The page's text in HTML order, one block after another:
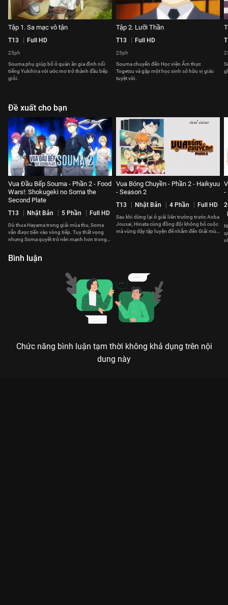
Tập 1. Sa mạc vô tận
T13 Full HD
25ph
Souma phụ giúp bố ở quán ăn gia đình nổi
tiếng Yukihira với ước mơ trở thành đầu bếp
giỏi.
Tập 2. Lưỡi Thần
T13 Full HD
25ph
Souma chuyển đến Học viện Ẩm thực
Togetsu và gặp một học sinh sở hữu vị giác
tuyệt vời.
Đề xuất cho bạn
Vua Đầu Bếp Souma - Phần 2 - Food
Wars!: Shokugeki no Soma the
Second Plate
T13 Nhật Bản 5 Phần Full HD
Dù thua Hayama trong giải mùa thu, Soma
vẫn được tiến vào vòng tiếp. Tuy thất vọng
nhưng Soma quyết trở nên mạnh hơn trong
Vua Bóng Chuyền - Phần 2 - Haikyuu
- Season 2
T13 Nhật Bản 4 Phần Full HD
Sau khi dừng lại ở giải liên trường trước Aoba
Jousai, Hinata cùng đồng đội không bỏ cuộc
mà vùng dậy tập luyện để nhắm đến Giải mùa
-
Bình luận
Chức năng bình luận tạm thời không khả dụng trên nội
dung này